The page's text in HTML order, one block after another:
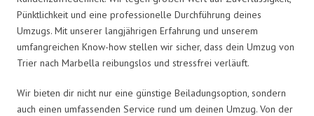
Pünktlichkeit und eine professionelle Durchführung deines
Umzugs. Mit unserer langjährigen Erfahrung und unserem
umfangreichen Know-how stellen wir sicher, dass dein Umzug von
Trier nach Marbella reibungslos und stressfrei verläuft.
Wir bieten dir nicht nur eine günstige Beiladungsoption, sondern
auch einen umfassenden Service rund um deinen Umzug. Von der